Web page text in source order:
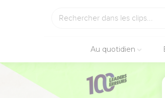
Au quotidien